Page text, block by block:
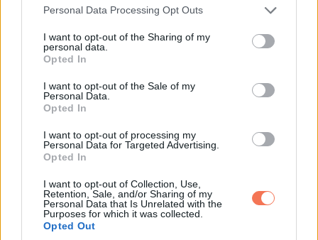
Please note that this website/app uses one or more Google
not limited to your visit or usage behaviour. You may click to
grant or deny consent to Google and its third-party tags to
use your data for below specified purposes in below Google
consent section.
Personal Data Processing Opt Outs
I want to opt-out of the Sharing of my
personal data.
Opted In
I want to opt-out of the Sale of my
Personal Data.
Opted In
I want to opt-out of processing my
Personal Data for Targeted Advertising.
Opted In
I want to opt-out of Collection, Use,
Retention, Sale, and/or Sharing of my
Personal Data that Is Unrelated with the
Purposes for which it was collected.
Opted Out
A törzs tagjai úgy nevezett „ectrodactyly-ben”, vagyis a
lábaikat érintő genetikai rendellenességben szenvednek. A
középső lábujjak hiánya miatt ezeket az embereket gyakran
hívják „strucc lábúaknak.” A tudósok úgy hiszik, hogy a
a törzs tagjai nem házasodhatnak a törzsön kívüli
személlyel.